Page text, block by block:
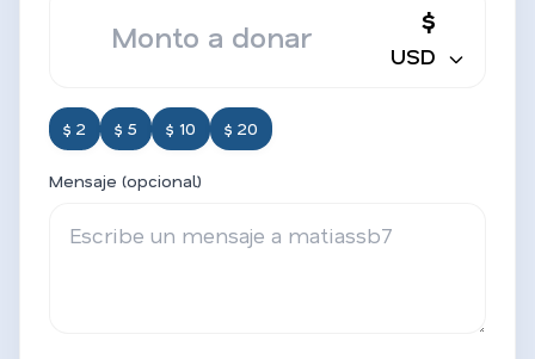
$
USD
$ 2 $ 5 $ 10 $ 20
Mensaje (opcional)